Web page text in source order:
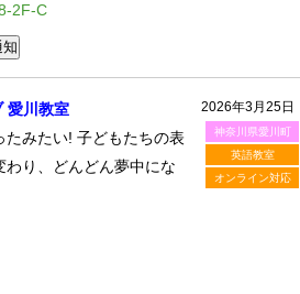
2F-C
2026年3月25日
神奈川県愛川町
英語教室
オンライン対応
愛川教室
たみたい! 子どもたちの表
わり、どんどん夢中にな